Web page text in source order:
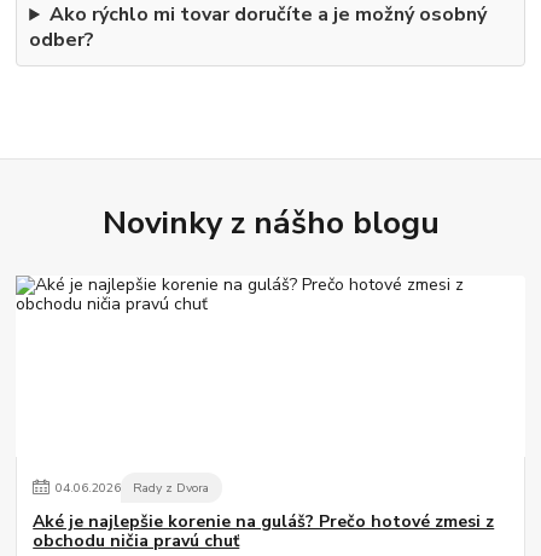
Ako rýchlo mi tovar doručíte a je možný osobný
odber?
Novinky z nášho blogu
04.06.2026 Rady z Dvora
Aké je najlepšie korenie na guláš? Prečo hotové zmesi z
obchodu ničia pravú chuť